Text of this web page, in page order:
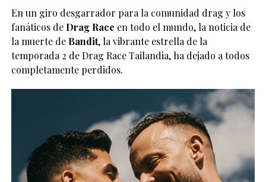
En un giro desgarrador para la comunidad drag y los
fanáticos deDrag Race en todo el mundo, la noticia de
la muerte de Bandit, la vibrante estrella de la
temporada 2 de Drag Race Tailandia, ha dejado a todos
completamente perdidos.